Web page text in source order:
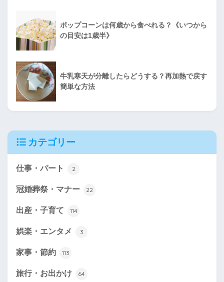
ポップコーンは何歳から食べれる？《いつから
の目安は1歳半》
牛乳寒天が分離したらどうする？再加熱で戻す
簡単な方法
カテゴリー
仕事・パート 2
冠婚葬祭・マナー 22
出産・子育て 114
娯楽・エンタメ 3
家事・節約 113
旅行・お出かけ 64